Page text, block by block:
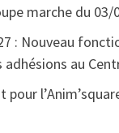
marche du 03/
: Nouveau
au